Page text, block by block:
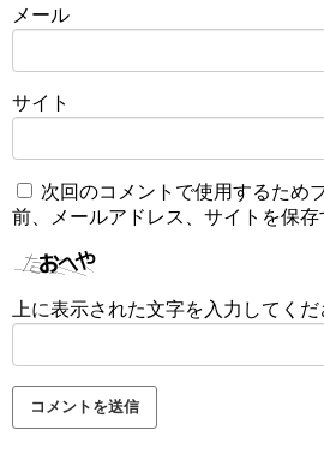
メール
サイト
次回のコメントで使用するため
前、メールアドレス、サイトを保存
上に表示された文字を入力してくだ